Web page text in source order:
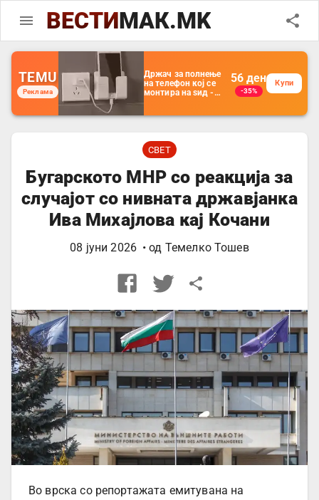
ВЕСТИМАК.MK
TEMU
Реклама
Држач за полнење
на телефон кој се
монтира на ѕид -
организатор за
далечински
управувач
56 ден
-35%
Купи
СВЕТ
Бугарското МНР со реакција за
случајот со нивната државјанка
Ива Михајлова кај Кочани
08 јуни 2026 • од Темелко Тошев
Во врска со репортажата емитувана на